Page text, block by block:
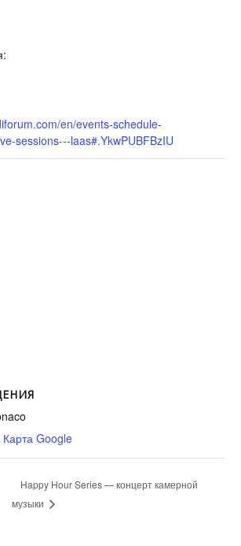
en/events-schedule-
sessions---laas#.YkwPUBFBzIU
Карта Google
Happy Hour Series — концерт камерной
музыки